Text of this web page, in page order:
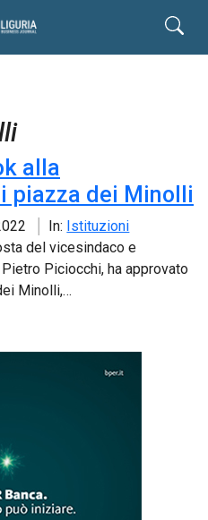
alla
piazza dei Minolli
In: Istituzioni
del vicesindaco e
Piciocchi, ha approvato
Minolli,…